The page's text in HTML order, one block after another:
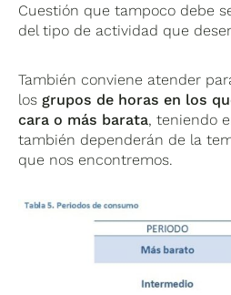
Cuestión que tampoco debe
del tipo de actividad que
También conviene atender
los grupos de horas en los
cara o más barata, teniendo
también dependerán de la
que nos encontremos.